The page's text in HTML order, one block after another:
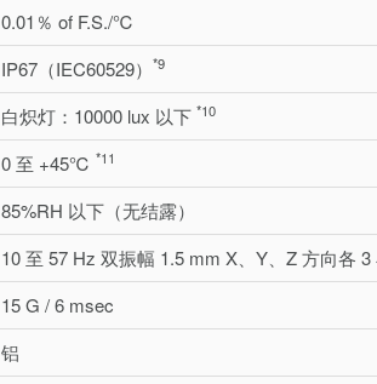
0.01％ of F.S./℃
IP67（IEC60529） *9
白炽灯：10000 lux 以下 *10
0 至 +45℃ *11
85%RH 以下（无结露）
10 至 57 Hz 双振幅 1.5 mm X、Y、Z 方向各 3
15 G / 6 msec
铝